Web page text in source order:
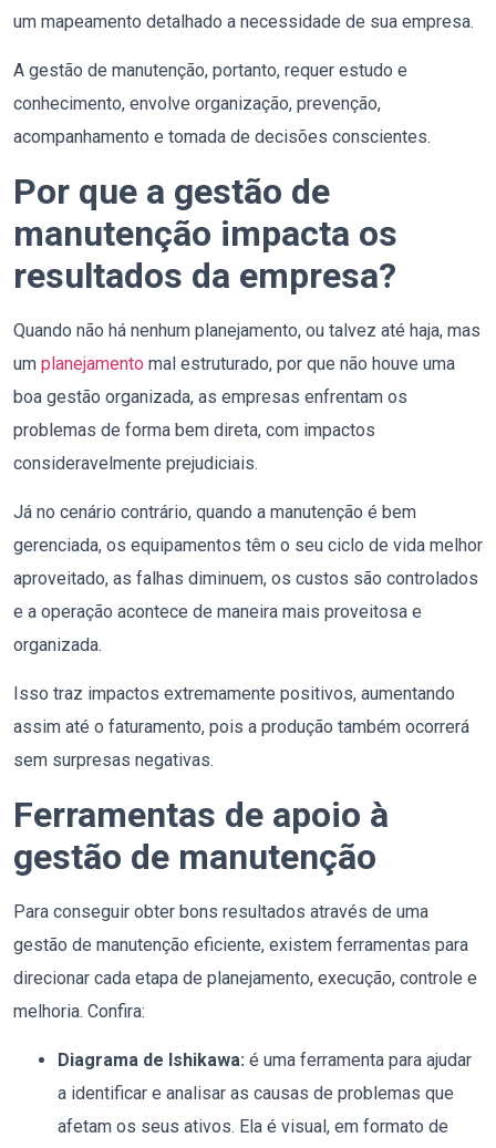
um mapeamento detalhado a necessidade de sua empresa.
A gestão de manutenção, portanto, requer estudo e
conhecimento, envolve organização, prevenção,
acompanhamento e tomada de decisões conscientes.
Por que a gestão de
manutenção impacta os
resultados da empresa?
Quando não há nenhum planejamento, ou talvez até haja, mas
um planejamento mal estruturado, por que não houve uma
boa gestão organizada, as empresas enfrentam os
problemas de forma bem direta, com impactos
consideravelmente prejudiciais.
Já no cenário contrário, quando a manutenção é bem
gerenciada, os equipamentos têm o seu ciclo de vida melhor
aproveitado, as falhas diminuem, os custos são controlados
e a operação acontece de maneira mais proveitosa e
organizada.
Isso traz impactos extremamente positivos, aumentando
assim até o faturamento, pois a produção também ocorrerá
sem surpresas negativas.
Ferramentas de apoio à
gestão de manutenção
Para conseguir obter bons resultados através de uma
gestão de manutenção eficiente, existem ferramentas para
direcionar cada etapa de planejamento, execução, controle e
melhoria. Confira:
Diagrama de Ishikawa: é uma ferramenta para ajudar
a identificar e analisar as causas de problemas que
afetam os seus ativos. Ela é visual, em formato de